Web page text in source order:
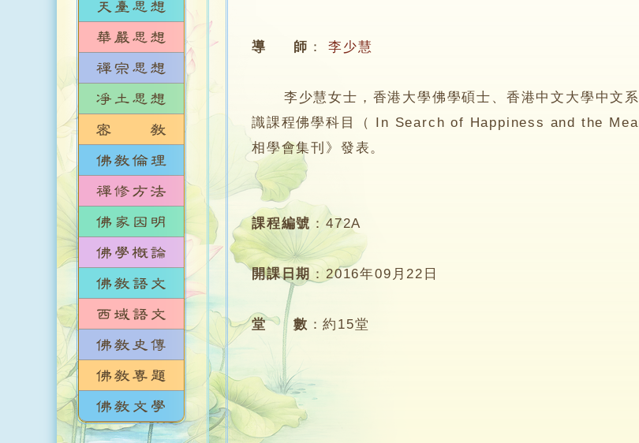
導 師 ： 李少慧
李少慧女士，香港大學佛學碩士、香港中文大學中文系
識課程佛學科目（ In Search of Happiness and the
相學會集刊》發表。
課程編號 ：472A
開課日期 ：2016年09月22日
堂 數 ：約15堂